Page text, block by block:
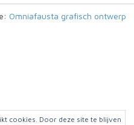
Omniafausta grafisch ontwerp
cookies. Door deze site te blijven